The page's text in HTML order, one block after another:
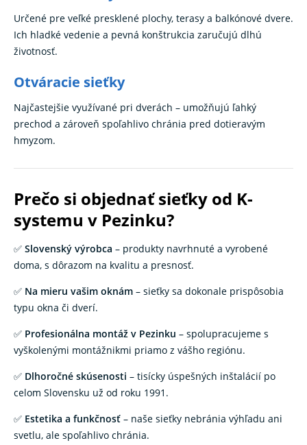
Určené pre veľké presklené plochy, terasy a balkónové dvere.
Ich hladké vedenie a pevná konštrukcia zaručujú dlhú
životnosť.
Otváracie sieťky
Najčastejšie využívané pri dverách – umožňujú ľahký
prechod a zároveň spoľahlivo chránia pred dotieravým
hmyzom.
Prečo si objednať sieťky od K-
systemu v Pezinku?
✅ Slovenský výrobca – produkty navrhnuté a vyrobené
doma, s dôrazom na kvalitu a presnosť.
✅ Na mieru vašim oknám – sieťky sa dokonale prispôsobia
typu okna či dverí.
✅ Profesionálna montáž v Pezinku – spolupracujeme s
vyškolenými montážnikmi priamo z vášho regiónu.
✅ Dlhoročné skúsenosti – tisícky úspešných inštalácií po
celom Slovensku už od roku 1991.
✅ Estetika a funkčnosť – naše sieťky nebránia výhľadu ani
svetlu, ale spoľahlivo chránia.